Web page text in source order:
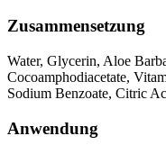
Zusammensetzung
Water, Glycerin, Aloe
Cocoamphodiacetate,
Sodium Benzoate, Citric
Anwendung